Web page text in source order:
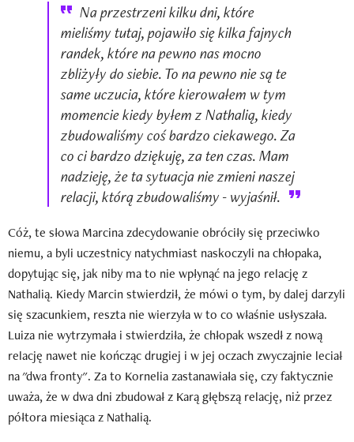
Na przestrzeni kilku dni, które
mieliśmy tutaj, pojawiło się kilka fajnych
randek, które na pewno nas mocno
zbliżyły do siebie. To na pewno nie są te
same uczucia, które kierowałem w tym
momencie kiedy byłem z Nathalią, kiedy
zbudowaliśmy coś bardzo ciekawego. Za
co ci bardzo dziękuję, za ten czas. Mam
nadzieję, że ta sytuacja nie zmieni naszej
relacji, którą zbudowaliśmy - wyjaśnił.
Cóż, te słowa Marcina zdecydowanie obróciły się przeciwko
niemu, a byli uczestnicy natychmiast naskoczyli na chłopaka,
dopytując się, jak niby ma to nie wpłynąć na jego relację z
Nathalią. Kiedy Marcin stwierdził, że mówi o tym, by dalej darzyli
się szacunkiem, reszta nie wierzyła w to co właśnie usłyszała.
Luiza nie wytrzymała i stwierdziła, że chłopak wszedł z nową
relację nawet nie kończąc drugiej i w jej oczach zwyczajnie leciał
na "dwa fronty". Za to Kornelia zastanawiała się, czy faktycznie
uważa, że w dwa dni zbudował z Karą głębszą relację, niż przez
półtora miesiąca z Nathalią.